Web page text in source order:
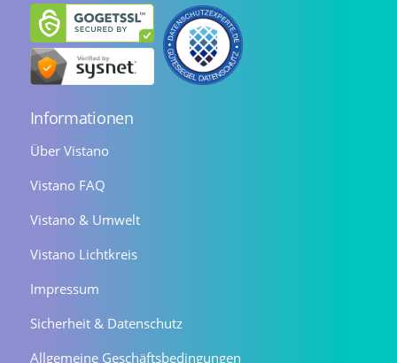
Informationen
Über Vistano
Vistano FAQ
Vistano & Umwelt
Vistano Lichtkreis
Impressum
Sicherheit & Datenschutz
Allgemeine Geschäftsbedingungen